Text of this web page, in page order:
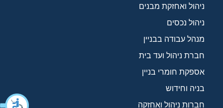
ניהול ואחזקת מבנים
ניהול נכסים
מנהל עבודה בבניין
חברת ניהול ועד בית
אספקת חומרי בניין
בניה וחידוש
חברות ניהול ואחזקה